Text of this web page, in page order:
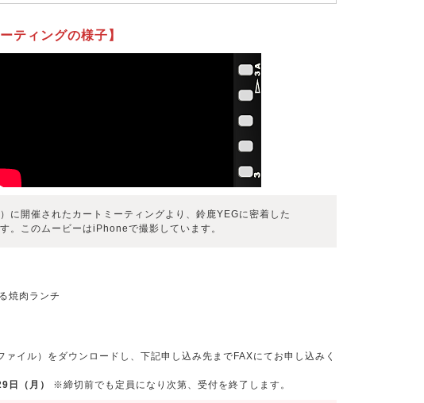
ティングの様子】
に開催されたカートミーティングより、鈴鹿YEGに密着した
。このムービーはiPhoneで撮影しています。
焼肉ランチ
ァイル）をダウンロードし、下記申し込み先までFAXにてお申し込みく
日（月）
※締切前でも定員になり次第、受付を終了します。